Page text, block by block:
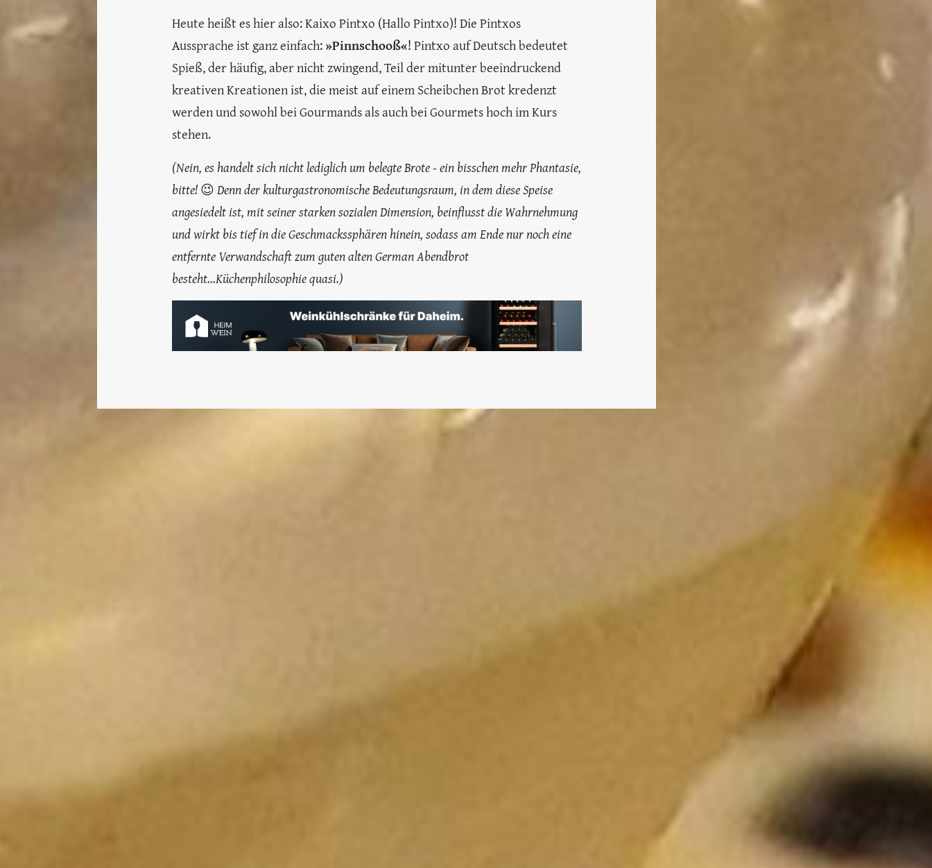
Heute heißt es hier also: Kaixo Pintxo (Hallo Pintxo)! Die Pintxos
Aussprache ist ganz einfach:»Pinnschooß«! Pintxo auf Deutsch bedeutet
Spieß, der häufig, aber nicht zwingend, Teil der mitunter beeindruckend
kreativen Kreationen ist, die meist auf einem Scheibchen Brot kredenzt
werden und sowohl bei Gourmands als auch bei Gourmets hoch im Kurs
stehen.
(Nein, es handelt sich nicht lediglich um belegte Brote - ein bisschen mehr Phantasie,
bitte! 😉 Denn der kulturgastronomische Bedeutungsraum, in dem diese Speise
angesiedelt ist, mit seiner starken sozialen Dimension, beinflusst die Wahrnehmung
und wirkt bis tief in die Geschmackssphären hinein, sodass am Ende nur noch eine
entfernte Verwandschaft zum guten alten German Abendbrot
besteht...Küchenphilosophie quasi.)